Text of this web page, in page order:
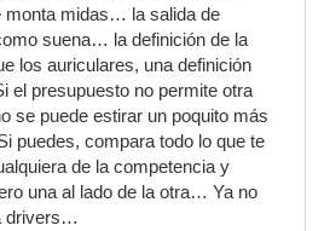
monta midas… la salida de
suena… la definición de la
los auriculares, una definición
el presupuesto no permite otra
se puede estirar un poquito más
puedes, compara todo lo que te
de la competencia y
una al lado de la otra… Ya no
drivers…